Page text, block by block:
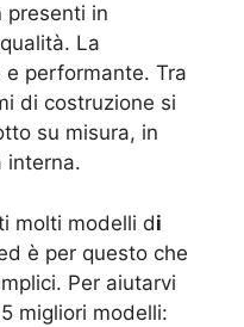
presenti in
La
performante. Tra
di costruzione si
su misura, in
interna.
molti modelli di
è per questo che
Per aiutarvi
migliori modelli: